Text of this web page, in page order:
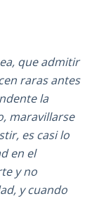
que admitir
raras antes
la
maravillarse
es casi lo
en el
y no
y cuando